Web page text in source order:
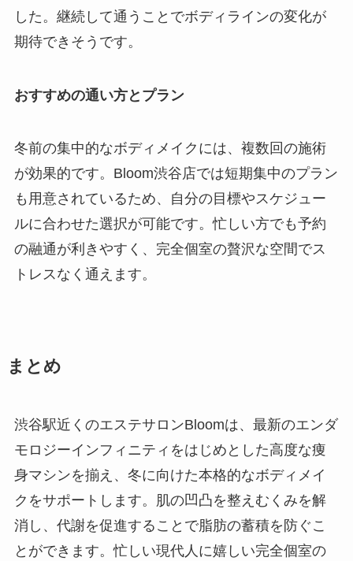
した。継続して通うことでボディラインの変化が
期待できそうです。
おすすめの通い方とプラン
冬前の集中的なボディメイクには、複数回の施術
が効果的です。Bloom渋谷店では短期集中のプラン
も用意されているため、自分の目標やスケジュー
ルに合わせた選択が可能です。忙しい方でも予約
の融通が利きやすく、完全個室の贅沢な空間でス
トレスなく通えます。
まとめ
渋谷駅近くのエステサロンBloomは、最新のエンダ
モロジーインフィニティをはじめとした高度な痩
身マシンを揃え、冬に向けた本格的なボディメイ
クをサポートします。肌の凹凸を整えむくみを解
消し、代謝を促進することで脂肪の蓄積を防ぐこ
とができます。忙しい現代人に嬉しい完全個室の